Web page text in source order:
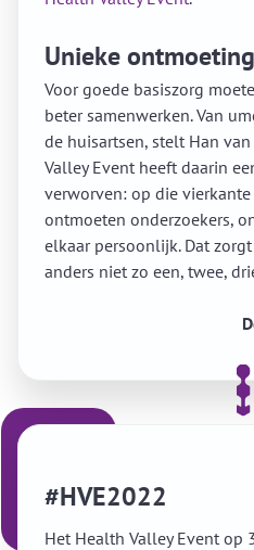
Unieke
Voor goede basiszorg
beter samenwerken. Van
de huisartsen, stelt Han van
Valley Event heeft daarin
verworven: op die
ontmoeten onderzoekers,
elkaar persoonlijk. Dat
anders niet zo een, twee,
#HVE2022
Het Health Valley Event op